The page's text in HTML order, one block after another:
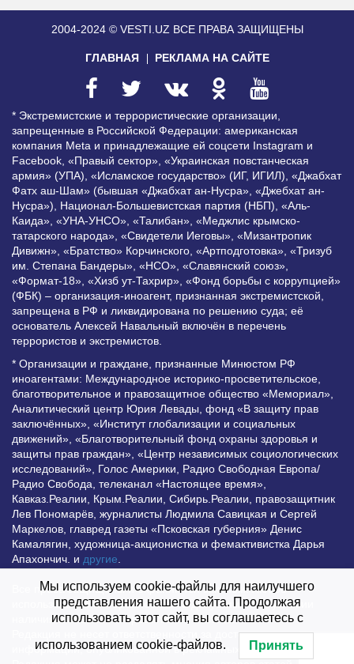
2004-2024 © VESTI.UZ ВСЕ ПРАВА ЗАЩИЩЕНЫ
ГЛАВНАЯ РЕКЛАМА НА САЙТЕ
* Экстремистские и террористические организации,
запрещенные в Российской Федерации: американская
компания Meta и принадлежащие ей соцсети Instagram и
Facebook, «Правый сектор», «Украинская повстанческая
армия» (УПА), «Исламское государство» (ИГ, ИГИЛ), «Джабхат
Фатх аш-Шам» (бывшая «Джабхат ан-Нусра», «Джебхат ан-
Нусра»), Национал-Большевистская партия (НБП), «Аль-
Каида», «УНА-УНСО», «Талибан», «Меджлис крымско-
татарского народа», «Свидетели Иеговы», «Мизантропик
Дивижн», «Братство» Корчинского, «Артподготовка», «Тризуб
им. Степана Бандеры», «НСО», «Славянский союз»,
«Формат-18», «Хизб ут-Тахрир», «Фонд борьбы с коррупцией»
(ФБК) – организация-иноагент, признанная экстремистской,
запрещена в РФ и ликвидирована по решению суда; её
основатель Алексей Навальный включён в перечень
террористов и экстремистов.
* Организации и граждане, признанные Минюстом РФ
иноагентами: Международное историко-просветительское,
благотворительное и правозащитное общество «Мемориал»,
Аналитический центр Юрия Левады, фонд «В защиту прав
заключённых», «Институт глобализации и социальных
движений», «Благотворительный фонд охраны здоровья и
защиты прав граждан», «Центр независимых социологических
исследований», Голос Америки, Радио Свободная Европа/
Радио Свобода, телеканал «Настоящее время»,
Кавказ.Реалии, Крым.Реалии, Сибирь.Реалии, правозащитник
Лев Пономарёв, журналисты Людмила Савицкая и Сергей
Маркелов, главред газеты «Псковская губерния» Денис
Камалягин, художница-акционистка и фемактивистка Дарья
Апахончич. и другие
Все права защищены и охраняются законом. Любое
использование материалов сайта допустимо при условии
наличия активной гиперссылки на Vesti.UZ.
Редакция не несет ответственности за достоверность
информации, опубликованной в рекламных объявлениях.
Мы используем cookie-файлы для наилучшего
представления нашего сайта. Продолжая
использовать этот сайт, вы соглашаетесь с
использованием cookie-файлов. Принять